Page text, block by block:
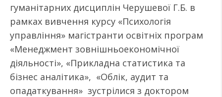
гуманітарних дисциплін Черушевої Г.Б. в
рамках вивчення курсу «Психологія
управління» магістранти освітніх програм
«Менеджмент зовнішньоекономічної
діяльності», «Прикладна статистика та
бізнес аналітика», «Облік, аудит та
опадаткування» зустрілися з доктором